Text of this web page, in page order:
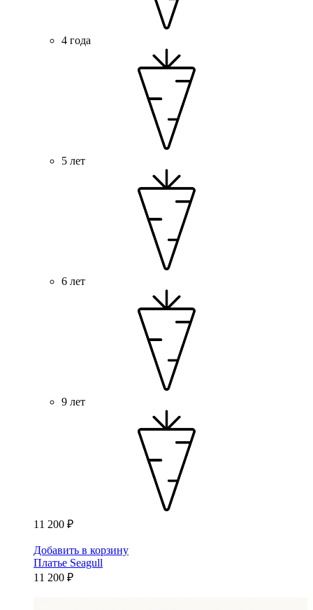
4 года
5 лет
6 лет
9 лет
11 200 ₽
Добавить в корзину
Платье Seagull
11 200 ₽